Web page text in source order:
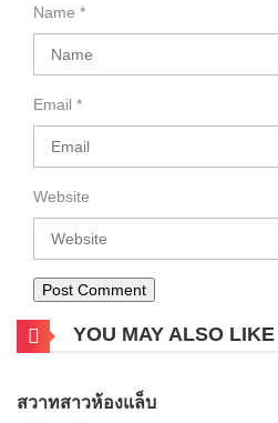
Name *
Email *
Website
YOU MAY ALSO LIKE
สวาทสาวห้องแล็บ